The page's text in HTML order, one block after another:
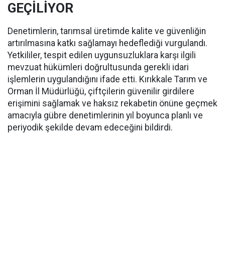
GEÇİLİYOR
Denetimlerin, tarımsal üretimde kalite ve güvenliğin
artırılmasına katkı sağlamayı hedeflediği vurgulandı.
Yetkililer, tespit edilen uygunsuzluklara karşı ilgili
mevzuat hükümleri doğrultusunda gerekli idari
işlemlerin uygulandığını ifade etti. Kırıkkale Tarım ve
Orman İl Müdürlüğü, çiftçilerin güvenilir girdilere
erişimini sağlamak ve haksız rekabetin önüne geçmek
amacıyla gübre denetimlerinin yıl boyunca planlı ve
periyodik şekilde devam edeceğini bildirdi.